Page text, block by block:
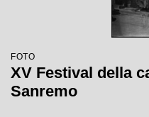
FOTO
XV Festival della
Sanremo